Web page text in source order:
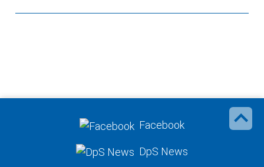
Facebook
DpS News